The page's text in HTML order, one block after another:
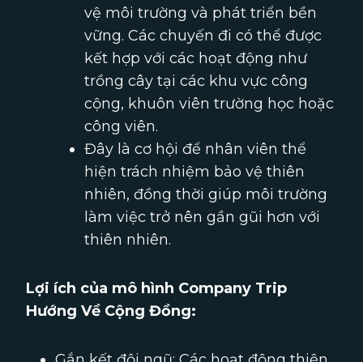
vệ môi trường và phát triển bền
vững. Các chuyến đi có thể được
kết hợp với các hoạt động như
trồng cây tại các khu vực công
cộng, khuôn viên trường học hoặc
công viên.
Đây là cơ hội để nhân viên thể
hiện trách nhiệm bảo vệ thiên
nhiên, đồng thời giúp môi trường
làm việc trở nên gần gũi hơn với
thiên nhiên.
Lợi ích của mô hình Company Trip
Hướng Về Cộng Đồng: